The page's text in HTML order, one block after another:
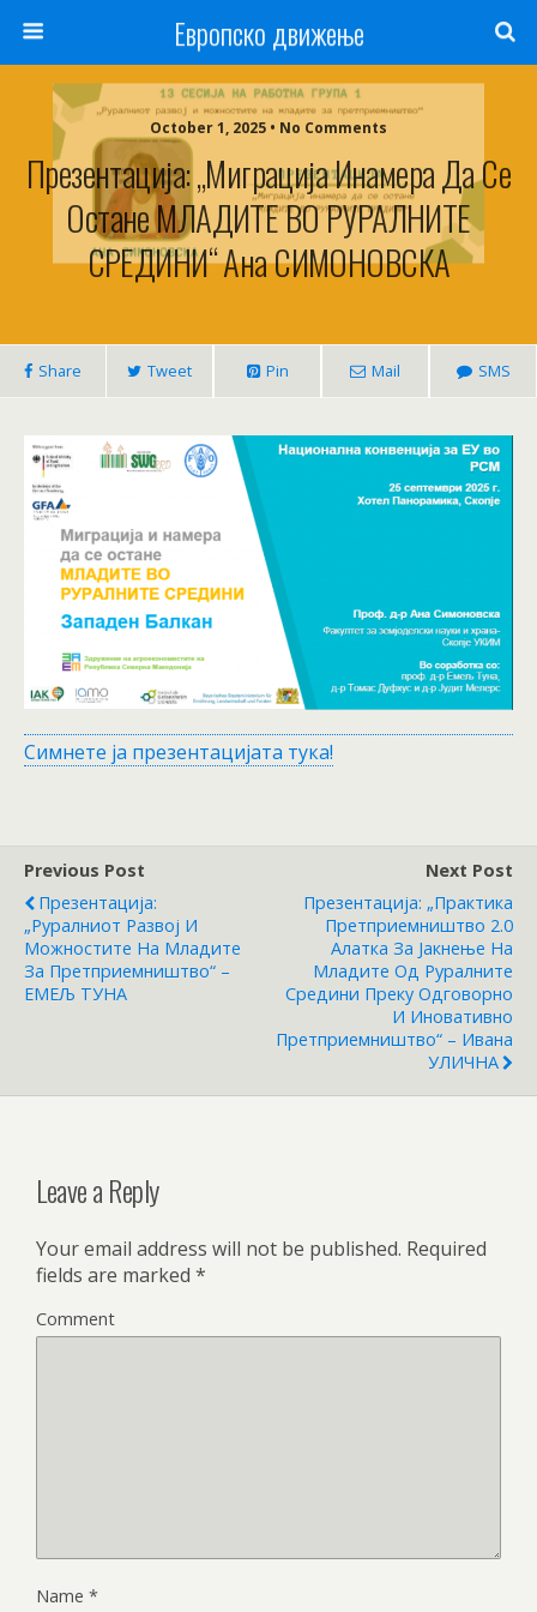
Европско движење
October 1, 2025 • No Comments
Презентација: „Миграција Инамера Да Се
Остане МЛАДИТЕ ВО РУРАЛНИТЕ
СРЕДИНИ“ Ана СИМОНОВСКА
Share Tweet Pin Mail SMS
Симнете ја презентацијата тука!
Previous Post
Презентација:
„Руралниот Развој И
Можностите На Младите
За Претприемништво“ –
ЕМЕЉ ТУНА
Next Post
Презентација: „Практика
Претприемништво 2.0
Алатка За Јакнење На
Младите Од Руралните
Средини Преку Одговорно
И Иновативно
Претприемништво“ – Ивана
УЛИЧНА
Leave a Reply
Your email address will not be published. Required
fields are marked *
Comment
Name *